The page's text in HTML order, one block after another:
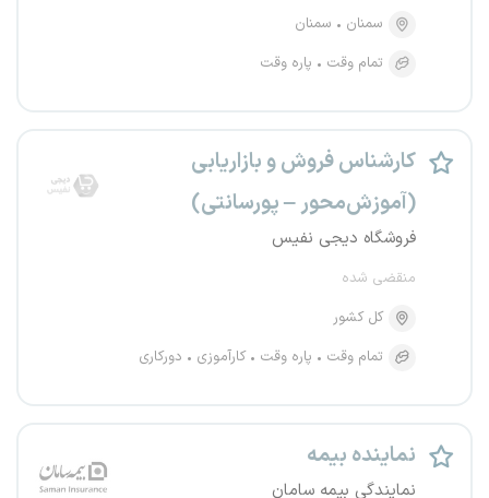
سمنان
سمنان
تمام وقت
پاره وقت
کارشناس فروش و بازاریابی
(آموزش‌محور – پورسانتی)
فروشگاه دیجی نفیس
منقضی شده
کل کشور
تمام وقت
پاره وقت کارآموزی دورکاری
نماینده بیمه
نمایندگی بیمه سامان